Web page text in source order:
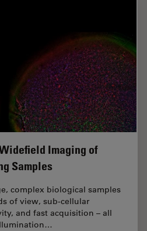
Imaging of
Samples
complex biological samples
of view, sub-cellular
and fast acquisition – all